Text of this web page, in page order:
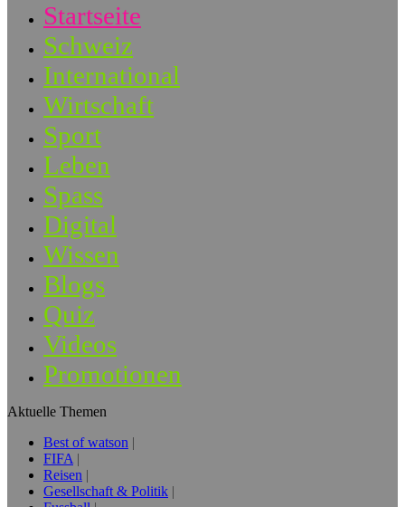
Startseite
Schweiz
International
Wirtschaft
Sport
Leben
Spass
Digital
Wissen
Blogs
Quiz
Videos
Promotionen
Aktuelle Themen
Best of watson
FIFA
Reisen
Gesellschaft & Politik